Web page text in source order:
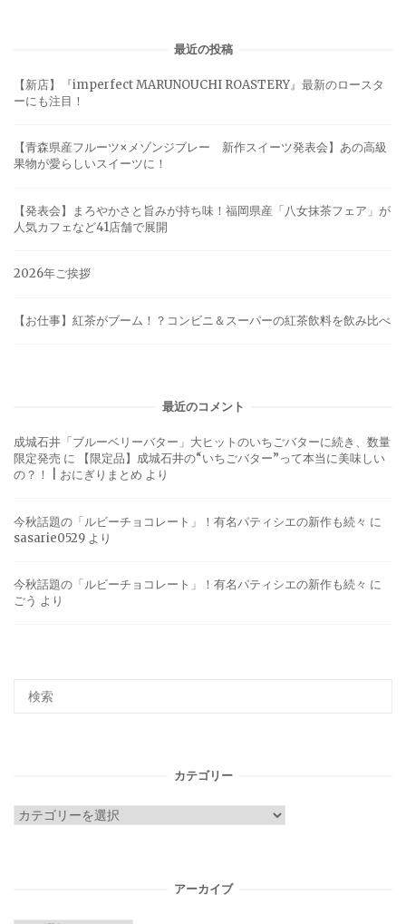
最近の投稿
【新店】『imperfect MARUNOUCHI ROASTERY』最新のロースタ
ーにも注目！
【青森県産フルーツ×メゾンジブレー 新作スイーツ発表会】あの高級
果物が愛らしいスイーツに！
【発表会】まろやかさと旨みが持ち味！福岡県産「八女抹茶フェア」が
人気カフェなど41店舗で展開
2026年ご挨拶
【お仕事】紅茶がブーム！？コンビニ＆スーパーの紅茶飲料を飲み比べ
最近のコメント
成城石井「ブルーベリーバター」大ヒットのいちごバターに続き、数量
限定発売 に
【限定品】成城石井の“いちごバター”って本当に美味しい
の？！ | おにぎりまとめ より
今秋話題の「ルビーチョコレート」！有名パティシエの新作も続々 に
sasarie0529 より
今秋話題の「ルビーチョコレート」！有名パティシエの新作も続々 に
ごう より
カテゴリー
カ
アーカイブ